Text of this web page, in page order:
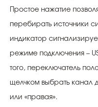
Простое нажатие
перебирать источники
индикатор
режиме подключения –
того, переключатель
щелчком выбрать канал
или «правая».